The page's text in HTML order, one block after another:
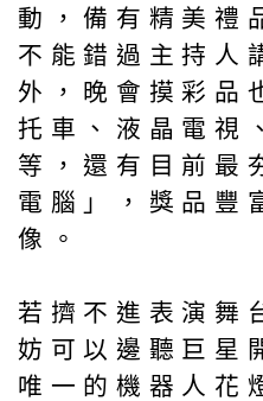
動，備有精美禮
不能錯過主持人
外，晚會摸彩品
托車、液晶電視
等，還有目前最
電腦」，獎品豐
像。
若擠不進表演舞
妨可以邊聽巨星
唯一的機器人花